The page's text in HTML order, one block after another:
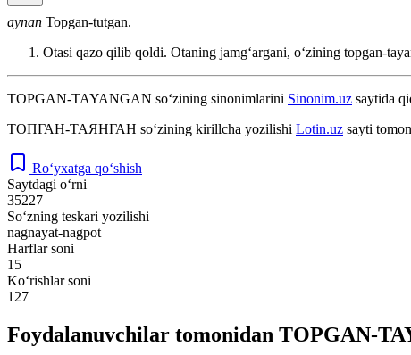
aynan Topgan-tutgan.
Otasi qazo qilib qoldi. Otaning jamgʻargani, oʻzining topgan-
TOPGAN-TAYANGAN so‘zining sinonimlarini Sinonim.uz saytida
ТОПГАН-ТАЯНГАН so‘zining kirillcha yozilishi Lotin.uz sayti
Ro‘yxatga qo‘shish
Saytdagi o‘rni
35227
So‘zning teskari yozilishi
nagnayat-nagpot
Harflar soni
15
Ko‘rishlar soni
127
Foydalanuvchilar tomonidan TOPGAN-